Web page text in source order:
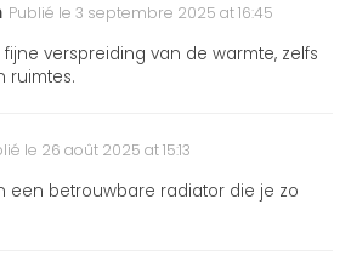
Publié le 3 septembre 2025 at 16:45
verspreiding van de warmte, zelfs
ruimtes.
le 26 août 2025 at 15:13
een betrouwbare radiator die je zo